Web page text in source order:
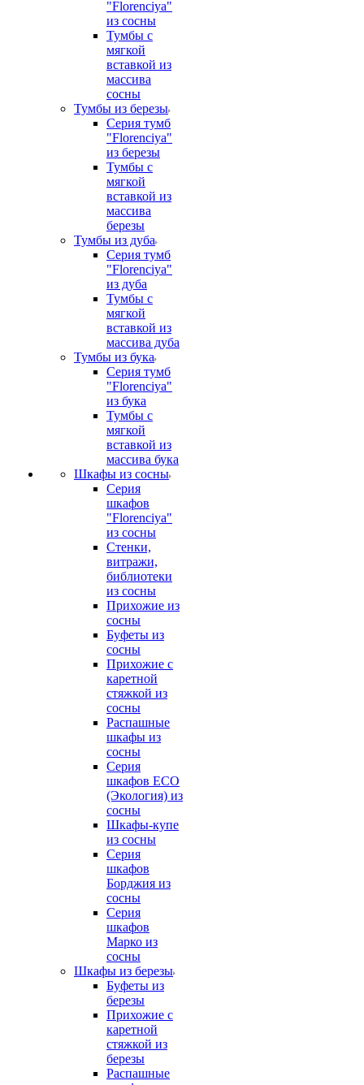
"Florenciya"
из сосны
Тумбы с
мягкой
вставкой из
массива
сосны
Тумбы из березы
Серия тумб
"Florenciya"
из березы
Тумбы с
мягкой
вставкой из
массива
березы
Тумбы из дуба
Серия тумб
"Florenciya"
из дуба
Тумбы с
мягкой
вставкой из
массива дуба
Тумбы из бука
Серия тумб
"Florenciya"
из бука
Тумбы с
мягкой
вставкой из
массива бука
Шкафы из сосны
Серия
шкафов
"Florenciya"
из сосны
Стенки,
витражи,
библиотеки
из сосны
Прихожие из
сосны
Буфеты из
сосны
Прихожие с
каретной
стяжкой из
сосны
Распашные
шкафы из
сосны
Серия
шкафов ECO
(Экология) из
сосны
Шкафы-купе
из сосны
Серия
шкафов
Борджия из
сосны
Серия
шкафов
Марко из
сосны
Шкафы из березы
Буфеты из
березы
Прихожие с
каретной
стяжкой из
березы
Распашные